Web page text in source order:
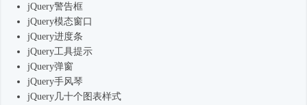
jQuery警告框
jQuery模态窗口
jQuery进度条
jQuery工具提示
jQuery弹窗
jQuery手风琴
jQuery几十个图表样式